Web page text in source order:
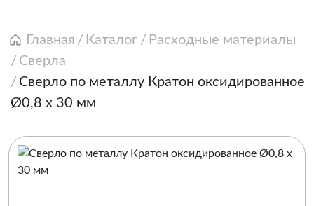
Главная Каталог
Расходные материалы
Сверла
Сверло по металлу Кратон оксидированное
Ø0,8 х 30 мм